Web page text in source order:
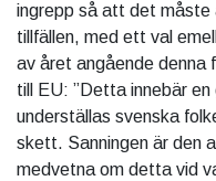
ingrepp så att det måste
tillfällen, med ett val
av året angående denna
till EU: ”Detta innebär en
underställas svenska
skett. Sanningen är den
medvetna om detta vid